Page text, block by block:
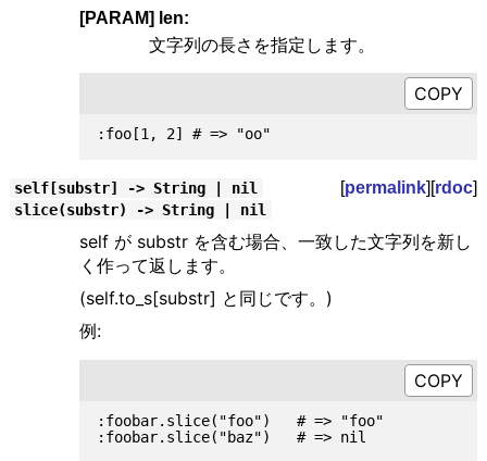
[PARAM] len:
文字列の長さを指定します。
self[substr] -> String | nil [permalink][rdoc]
slice(substr) -> String | nil
self が substr を含む場合、一致した文字列を新し
く作って返します。
(self.to_s[substr] と同じです。)
例:
:foobar.slice("foo")   # => "foo"